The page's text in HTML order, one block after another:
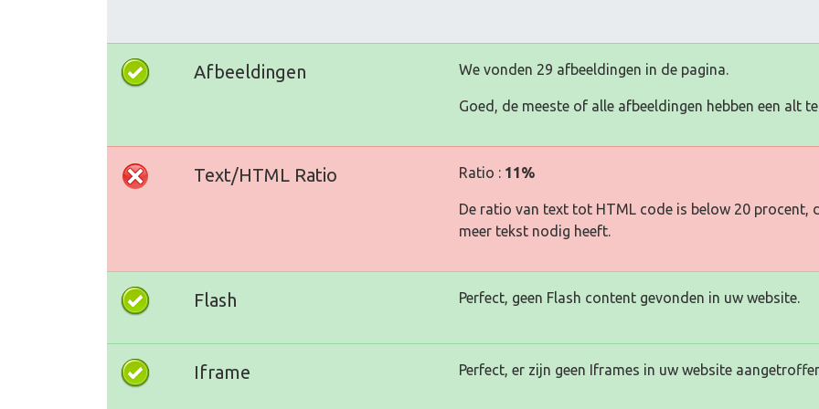
Afbeeldingen We vonden 29 afbeeldingen in de pagina.
Goed, de meeste of alle afbeeldingen hebben een alt
Text/HTML Ratio Ratio : 11%
De ratio van text tot HTML code is below 20
meer tekst nodig heeft.
Flash Perfect, geen Flash content gevonden in uw website.
Iframe Perfect, er zijn geen Iframes in uw website